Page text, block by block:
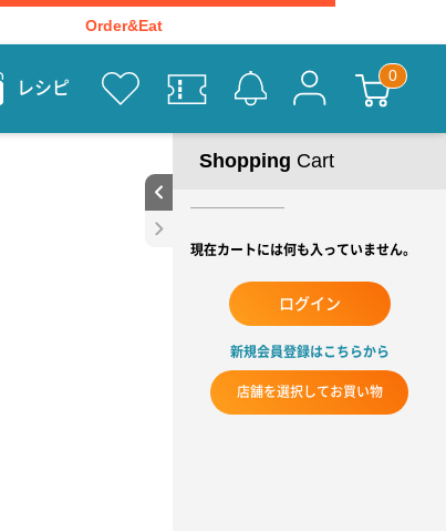
Order&Eat
レシピ
Shopping Cart
現在カートには何も入っていません。
ログイン
新規会員登録はこちらから
店舗を選択してお買い物